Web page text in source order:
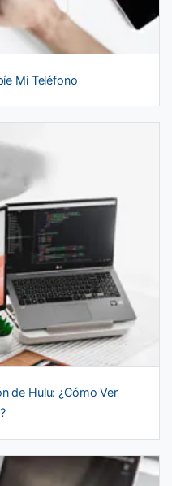
Mi Teléfono
de Hulu: ¿Cómo Ver